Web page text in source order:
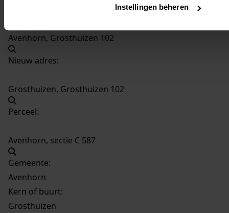
Instellingen beheren
Avenhorn, Grosthuizen 102
Nieuw adres:
Grosthuizen, Grosthuizen 102
Perceel:
Avenhorn, sectie C 587
Gemeente:
Avenhorn
Kern of buurt:
Grosthuizen